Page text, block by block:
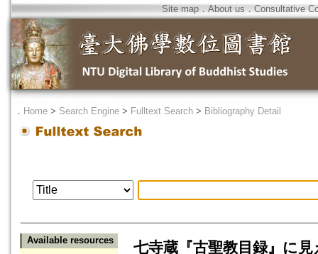
Site map．About us ． Consultative
． Home > Search Engine > Fulltext Search > Bibliography Detail
Available resources 七寺蔵『古聖教目録』に